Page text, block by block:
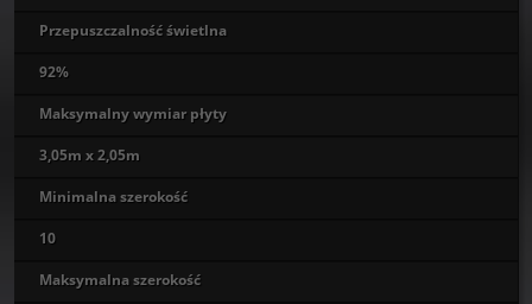
Przepuszczalność świetlna
92%
Maksymalny wymiar płyty
3,05m x 2,05m
Minimalna szerokość
10
Maksymalna szerokość